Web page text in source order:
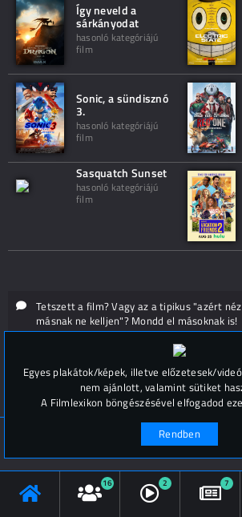
Így neveld a
sárkányodat
hasonló kategóriájú
film
Sonic, a sündisznó
3.
hasonló kategóriájú
film
Sasquatch Sunset
hasonló kategóriájú
film
Tetszett a film? Vagy az a tipikus "azért
másnak ne kelljen"? Mondd el másoknak is!
Hozzászólások (
16 2 7
© Filmlexikon 2019-2026
Kapcsolat,
Egyes plakátok/képek, illetve előzetesek/
nem ajánlott, valamint sütiket
A Filmlexikon böngészésével elfogadod
Rendben